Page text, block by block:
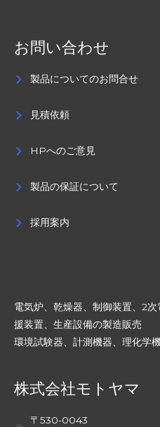
お問い合わせ
製品についてのお問合せ
見積依頼
HPへのご意見
製品の保証について
採用案内
電気炉、乾燥器、制御装置、2
援装置、生産設備の製造販売
環境試験器、計測機器、理化学
株式会社モトヤマ
〒530-0043